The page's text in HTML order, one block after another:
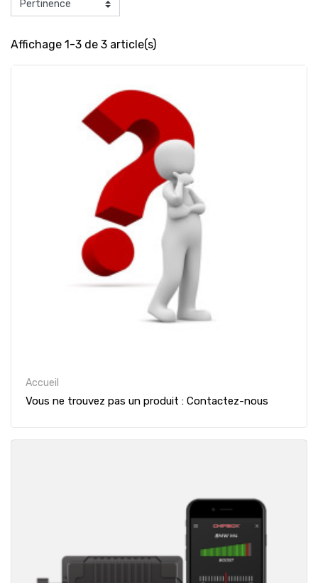
Affichage 1-3 de 3 article(s)
Accueil
Vous ne trouvez pas un produit : Contactez-nous